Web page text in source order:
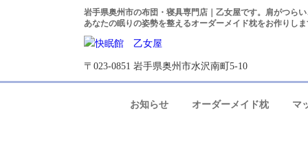
岩手県奥州市の布団・寝具専門店｜乙女屋です。肩がつら
あなたの眠りの姿勢を整えるオーダーメイド枕をお作りし
〒023-0851 岩手県奥州市水沢南町5-10
お知らせ オーダーメイド枕 マ